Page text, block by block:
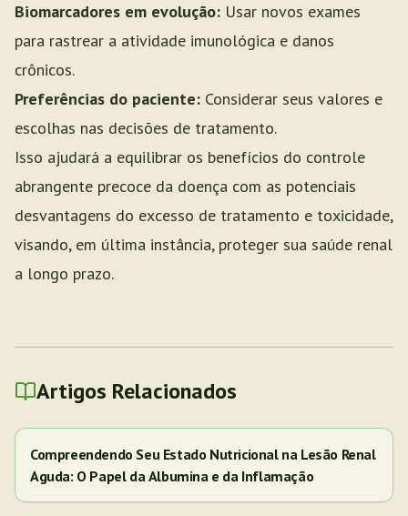
Biomarcadores em evolução: Usar novos exames
para rastrear a atividade imunológica e danos
crônicos.
Preferências do paciente: Considerar seus valores e
escolhas nas decisões de tratamento.
Isso ajudará a equilibrar os benefícios do controle
abrangente precoce da doença com as potenciais
desvantagens do excesso de tratamento e toxicidade,
visando, em última instância, proteger sua saúde renal
a longo prazo.
Artigos Relacionados
Compreendendo Seu Estado Nutricional na Lesão Renal
Aguda: O Papel da Albumina e da Inflamação